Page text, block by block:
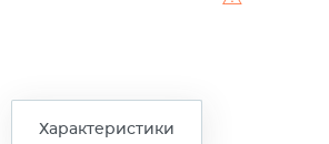
Характеристики